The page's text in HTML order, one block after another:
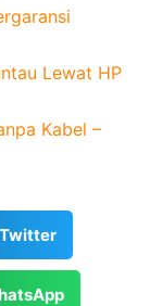
Lewat HP
Kabel –
Twitter